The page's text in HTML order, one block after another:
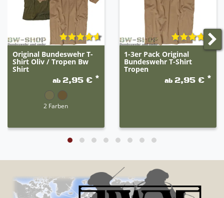
Original Bundeswehr T-
Shirt Oliv / Tropen Bw
Shirt
ab 2,95 € *
2 Farben
1-3er Pack Original
Bundeswehr T-Shirt
Tropen
ab 2,95 € *